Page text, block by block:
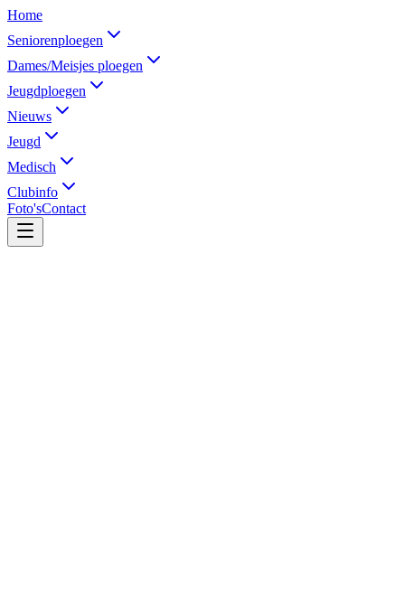
Home
Seniorenploegen
Dames/Meisjes ploegen
Jeugdploegen
Nieuws
Jeugd
Medisch
Clubinfo
Foto'sContact